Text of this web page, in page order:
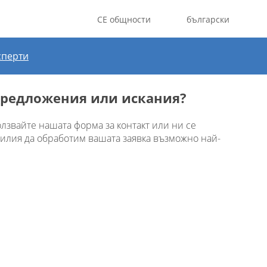
CE общности български
или искания?
нашата форма за контакт или ни се
да обработим вашата заявка възможно най-